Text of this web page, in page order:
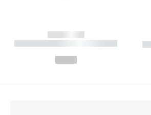
------------
----------- ----------- ----------